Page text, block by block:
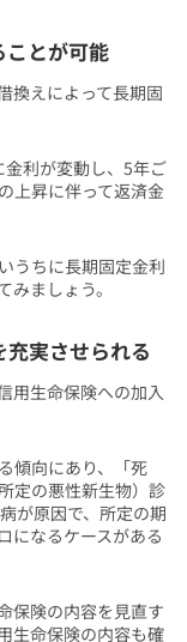
とが可能
換えによって長期固
利が変動し、5年ご
上昇に伴って返済金
うちに長期固定金利
ましょう。
実させられる
用生命保険への加入
傾向にあり、「死
定の悪性新生物）診
が原因で、所定の期
になるケースがある
保険の内容を見直す
生命保険の内容も確